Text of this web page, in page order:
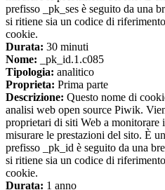
prefisso _pk_ses è seguito da una
si ritiene sia un codice di
cookie.
Durata: 30 minuti
Nome: _pk_id.1.c085
Tipologia: analitico
Proprieta: Prima parte
Descrizione: Questo nome di
analisi web open source Piwik.
proprietari di siti Web a monitorare
misurare le prestazioni del sito. È
prefisso _pk_id è seguito da una
si ritiene sia un codice di
cookie.
Durata: 1 anno